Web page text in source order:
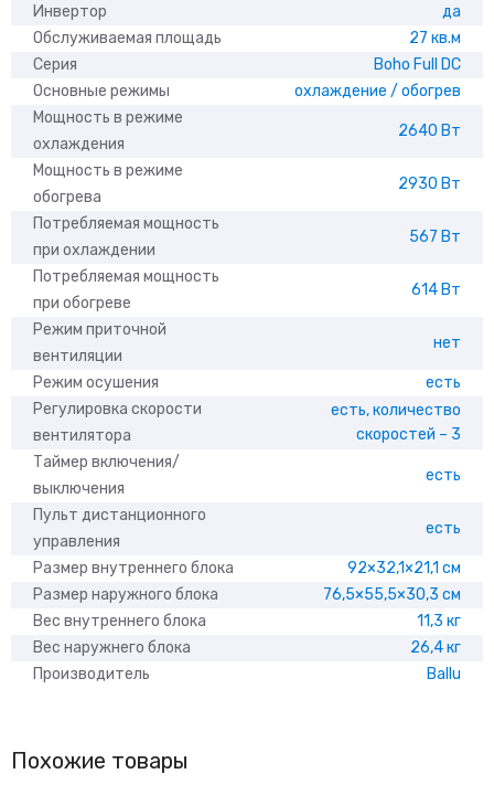
Инвертор
да
Обслуживаемая площадь
27 кв.м
Серия
Boho Full DC
Основные режимы
охлаждение / обогрев
Мощность в режиме
охлаждения
2640 Вт
Мощность в режиме
обогрева
2930 Вт
Потребляемая мощность
при охлаждении
567 Вт
Потребляемая мощность
при обогреве
614 Вт
Режим приточной
вентиляции
нет
Режим осушения
есть
Регулировка скорости
вентилятора
есть, количество
скоростей – 3
Таймер включения/
выключения
есть
Пульт дистанционного
управления
есть
Размер внутреннего блока
92×32,1×21,1 см
Размер наружного блока
76,5×55,5×30,3 см
Вес внутреннего блока
11,3 кг
Вес наружнего блока
26,4 кг
Производитель
Ballu
Похожие товары